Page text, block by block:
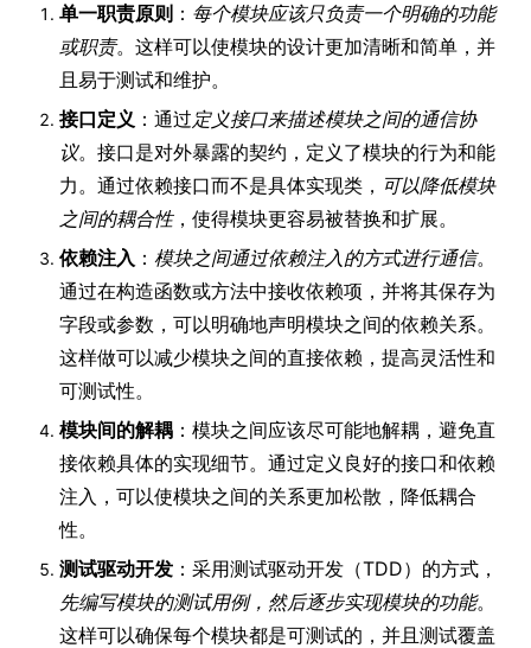
单一职责原则 ： 每个模块应该只负责一个明确的功能
或职责。这样可以使模块的设计更加清晰和简单，并
且易于测试和维护。
接口定义 ：通过定义接口来描述模块之间的通信协
议。接口是对外暴露的契约，定义了模块的行为和能
力。通过依赖接口而不是具体实现类， 可以降低模块
之间的耦合性，使得模块更容易被替换和扩展。
依赖注入 ： 模块之间通过依赖注入的方式进行通信。
通过在构造函数或方法中接收依赖项，并将其保存为
字段或参数，可以明确地声明模块之间的依赖关系。
这样做可以减少模块之间的直接依赖，提高灵活性和
可测试性。
模块间的解耦 ：模块之间应该尽可能地解耦，避免直
接依赖具体的实现细节。通过定义良好的接口和依赖
注入，可以使模块之间的关系更加松散，降低耦合
性。
测试驱动开发 ：采用测试驱动开发（TDD）的方式，
先编写模块的测试用例，然后逐步实现模块的功能。
这样可以确保每个模块都是可测试的，并且测试覆盖